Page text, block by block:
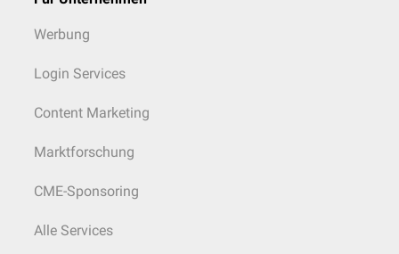
Werbung
Login Services
Content Marketing
Marktforschung
CME-Sponsoring
Alle Services